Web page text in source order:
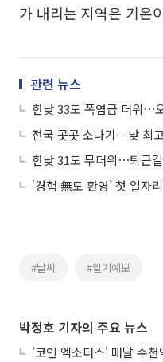
가 내리는 지역은 기온
관련 뉴스
한낮 33도 폭염급 더위⋯
전국 곳곳 소나기…낮 최
한낮 31도 무더위⋯퇴근
‘경험 無도 환영’ 첫 일자
#날씨 #일기예보
박정호 기자의 주요 뉴스
'코인 엑소더스' 매달 수